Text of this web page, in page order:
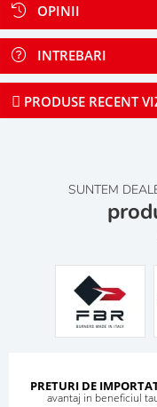
OPINII
INTREBARI
PRODUSE RECENT
SUNTEM
PRETURI DE
avantaj in beneficiul